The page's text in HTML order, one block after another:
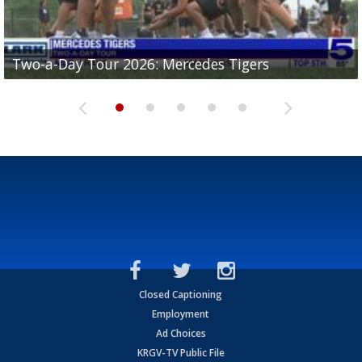
Two-a-Day Tour 2026: Mercedes Tigers
Two-a-Day Tour 2026: Progreso Red Ants
Two-a-Day Tour 2026: Donna Redskins
Two-a-Day Tour 2026: Brownsville Pace Vikings
Two-a-Day Tour 2026: La Joya Coyotes
Closed Captioning
Employment
Ad Choices
KRGV-TV Public File